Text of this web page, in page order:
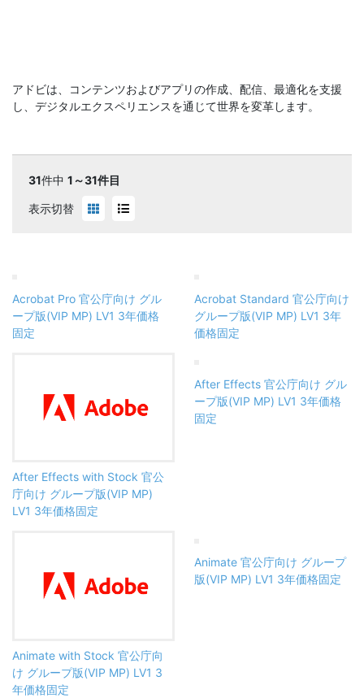
アドビは、コンテンツおよびアプリの作成、配信、最適化を支援
し、デジタルエクスペリエンスを通じて世界を変革します。
31件中 1～31件目
表示切替
Acrobat Pro 官公庁向け グル
ープ版(VIP MP) LV1 3年価格
固定
Acrobat Standard 官公庁向け
グループ版(VIP MP) LV1 3年
価格固定
After Effects with Stock 官公
庁向け グループ版(VIP MP)
LV1 3年価格固定
After Effects 官公庁向け グル
ープ版(VIP MP) LV1 3年価格
固定
Animate with Stock 官公庁向
け グループ版(VIP MP) LV1 3
年価格固定
Animate 官公庁向け グループ
版(VIP MP) LV1 3年価格固定